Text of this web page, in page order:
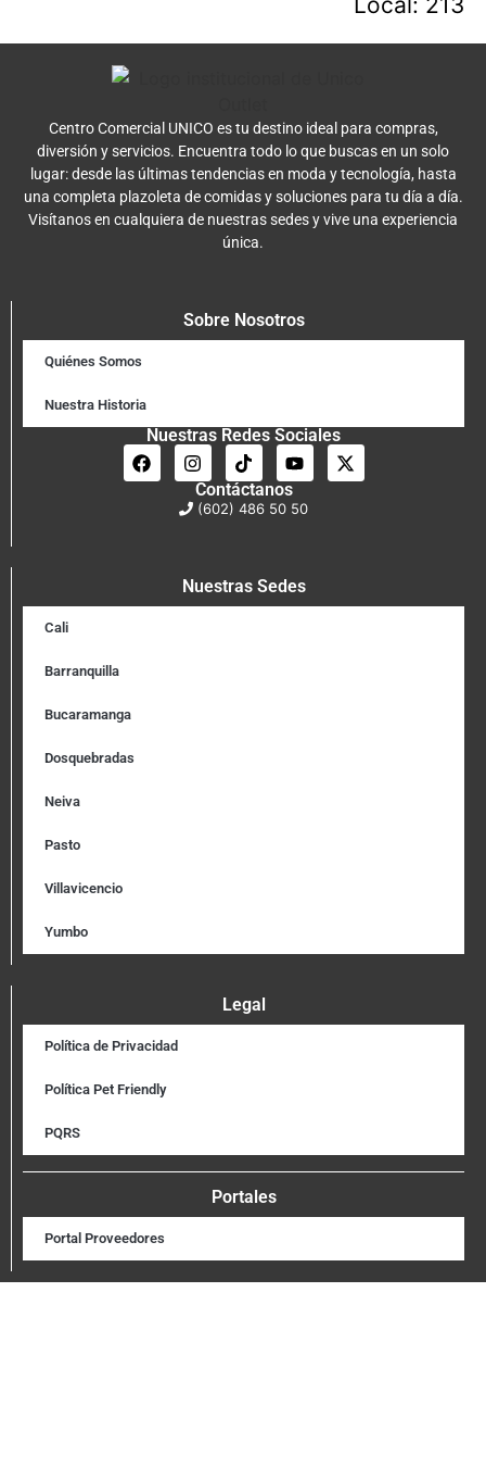
Centro Comercial UNICO es tu destino ideal para compras,
diversión y servicios. Encuentra todo lo que buscas en un solo
lugar: desde las últimas tendencias en moda y tecnología, hasta
una completa plazoleta de comidas y soluciones para tu día a día.
Visítanos en cualquiera de nuestras sedes y vive una experiencia
única.
Sobre Nosotros
Quiénes Somos
Nuestra Historia
Nuestras Redes Sociales
Contáctanos
(602) 486 50 50
Nuestras Sedes
Cali
Barranquilla
Bucaramanga
Dosquebradas
Neiva
Pasto
Villavicencio
Yumbo
Legal
Política de Privacidad
Política Pet Friendly
PQRS
Portales
Portal Proveedores